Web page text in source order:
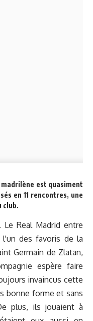
est quasiment
en 11 rencontres, une
club.
Le Real Madrid entre
des favoris de la
Germain de Zlatan,
espère faire
invaincus cette
bonne forme et sans
plus, ils jouaient à